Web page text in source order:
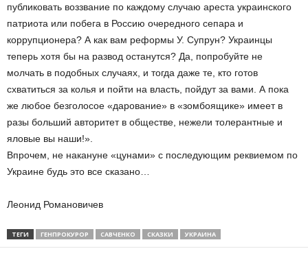
публиковать воззвание по каждому случаю ареста украинского
патриота или побега в Россию очередного сепара и
коррупционера? А как вам реформы У. Супрун? Украинцы
теперь хотя бы на развод останутся? Да, попробуйте не
молчать в подобных случаях, и тогда даже те, кто готов
схватиться за колья и пойти на власть, пойдут за вами. А пока
же любое безголосое «дарование» в «зомбоящике» имеет в
разы больший авторитет в обществе, нежели толерантные и
яловые вы наши!».
Впрочем, не накануне «цунами» с последующим реквиемом по
Украине будь это все сказано…
Леонид Романовичев
ТЕГИ ГЕНПРОКУРОР САВЧЕНКО СКАЗКИ УКРАИНА